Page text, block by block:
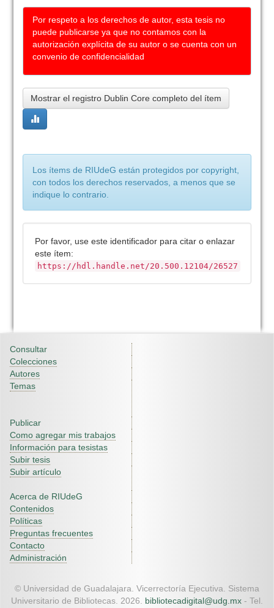
Por respeto a los derechos de autor, esta tesis no
puede publicarse ya que no contamos con la
autorización explícita de su autor o se cuenta con un
convenio de confidencialidad
Mostrar el registro Dublin Core completo del ítem
Los ítems de RIUdeG están protegidos por copyright,
con todos los derechos reservados, a menos que se
indique lo contrario.
Por favor, use este identificador para citar o enlazar
este ítem:
https://hdl.handle.net/20.500.12104/26527
Consultar
Colecciones
Autores
Temas
Publicar
Como agregar mis trabajos
Información para tesistas
Subir tesis
Subir artículo
Acerca de RIUdeG
Contenidos
Políticas
Preguntas frecuentes
Contacto
Administración
© Universidad de Guadalajara. Vicerrectoría Ejecutiva. Sistema
Universitario de Bibliotecas. 2026. bibliotecadigital@udg.mx - Tel.